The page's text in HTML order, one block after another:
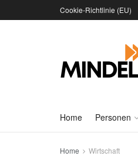
Cookie-Richtlinie (EU)
Home Personen
Home Wirtschaft